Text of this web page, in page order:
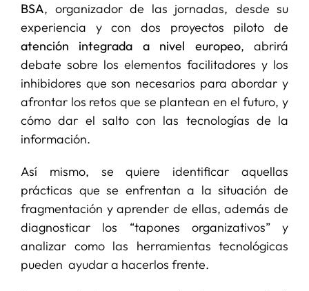
BSA, organizador de las jornadas, desde su
experiencia y con dos proyectos piloto de
atención integrada a nivel europeo, abrirá
debate sobre los elementos facilitadores y los
inhibidores que son necesarios para abordar y
afrontar los retos que se plantean en el futuro, y
cómo dar el salto con las tecnologías de la
información.
Así mismo, se quiere identificar aquellas
prácticas que se enfrentan a la situación de
fragmentación y aprender de ellas, además de
diagnosticar los “tapones organizativos” y
analizar como las herramientas tecnológicas
pueden ayudar a hacerlos frente.